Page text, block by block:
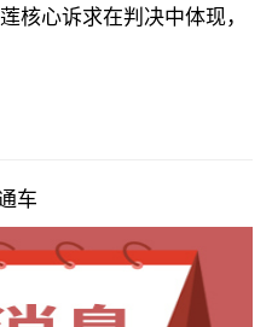
核心诉求在判决中体现，
车